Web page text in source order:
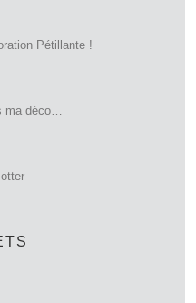
Pétillante !
ma déco…